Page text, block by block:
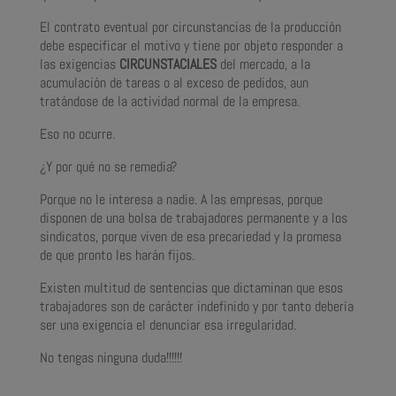
El contrato eventual por circunstancias de la producción
debe especificar el motivo y tiene por objeto responder a
las exigencias CIRCUNSTACIALESdel mercado, a la
acumulación de tareas o al exceso de pedidos, aun
tratándose de la actividad normal de la empresa.
Eso no ocurre.
¿Y por qué no se remedia?
Porque no le interesa a nadie. A las empresas, porque
disponen de una bolsa de trabajadores permanente y a los
sindicatos, porque viven de esa precariedad y la promesa
de que pronto les harán fijos.
Existen multitud de sentencias que dictaminan que esos
trabajadores son de carácter indefinido y por tanto debería
ser una exigencia el denunciar esa irregularidad.
No tengas ninguna duda!!!!!!